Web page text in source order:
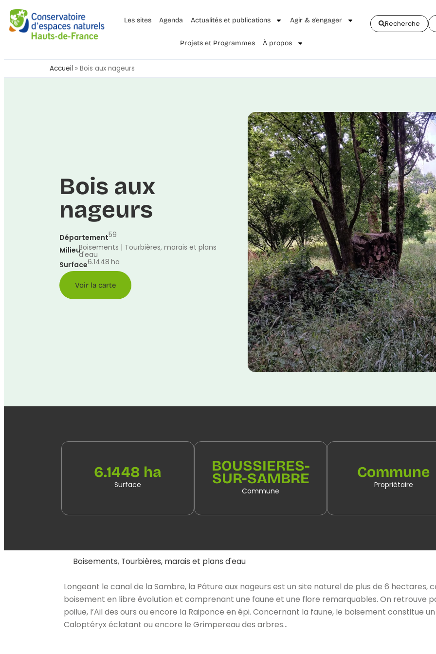
Les sites Agenda Actualités et publications Agir & s’engager
Projets et Programmes À propos
Recherche
Accueil » Bois aux nageurs
Bois aux
nageurs
Département59
MilieuBoisements | Tourbières, marais et plans
d'eau
Surface6.1448 ha
Voir la carte
6.1448 ha
Surface
BOUSSIERES-
SUR-SAMBRE
Commune
Commune
Propriétaire
Boisements, Tourbières, marais et plans d'eau
Longeant le canal de la Sambre, la Pâture aux nageurs est un site naturel de plus de 6 hectares,
boisement en libre évolution et comprenant une faune et une flore remarquables. On retrouve
poilue, l’Ail des ours ou encore la Raiponce en épi. Concernant la faune, le boisement constitue
Caloptéryx éclatant ou encore le Grimpereau des arbres…